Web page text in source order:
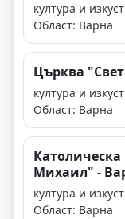
култура и
Област: Варна
Църква
култура и
Област: Варна
Михаил" -
култура и
Област: Варна